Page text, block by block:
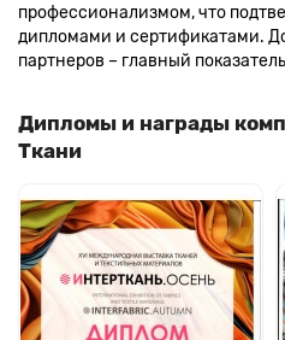
профессионализмом, что
дипломами и сертификатами.
партнеров – главный
Дипломы и награды
Ткани